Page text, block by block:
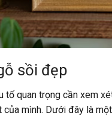
sồi đẹp
tố quan trọng cần xem
mình. Dưới đây là